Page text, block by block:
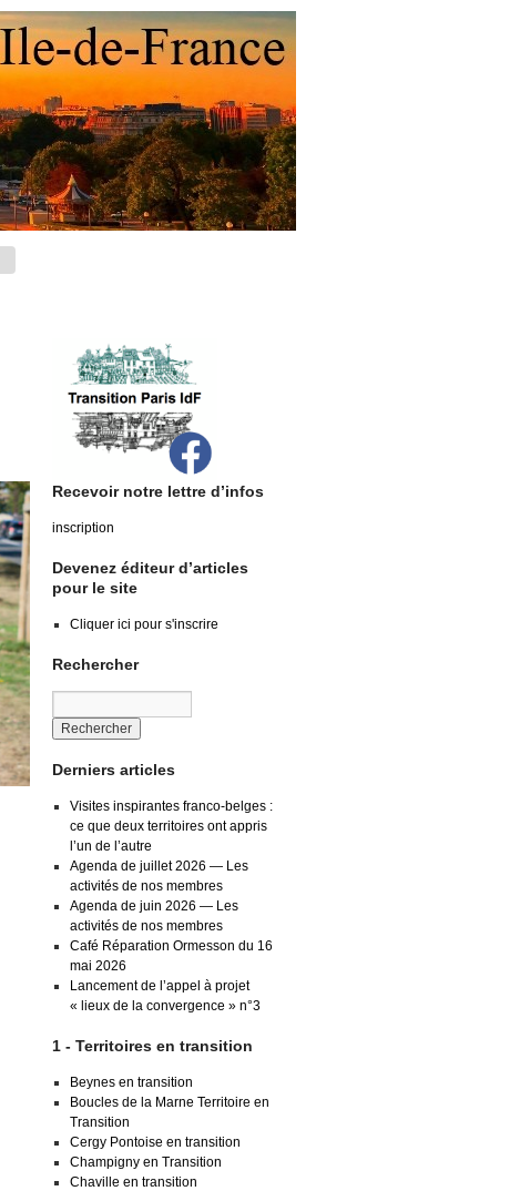
Recevoir notre lettre d’infos
inscription
Devenez éditeur d’articles
pour le site
Cliquer ici pour s'inscrire
Rechercher
Derniers articles
Visites inspirantes franco-belges :
ce que deux territoires ont appris
l’un de l’autre
Agenda de juillet 2026 — Les
activités de nos membres
Agenda de juin 2026 — Les
activités de nos membres
Café Réparation Ormesson du 16
mai 2026
Lancement de l’appel à projet
« lieux de la convergence » n°3
1 - Territoires en transition
Beynes en transition
Boucles de la Marne Territoire en
Transition
Cergy Pontoise en transition
Champigny en Transition
Chaville en transition